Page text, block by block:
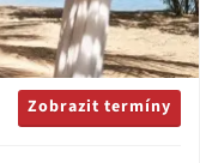
Zobrazit termíny